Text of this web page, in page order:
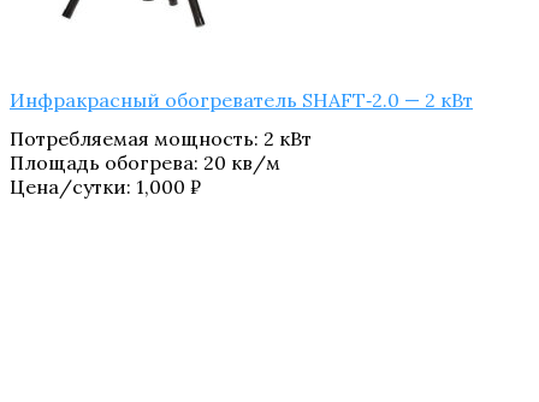
Инфракрасный обогреватель SHAFT‑2.0 — 2 кВт
Потребляемая мощность: 2 кВт
Площадь обогрева: 20 кв/м
Цена/сутки: 1,000 ₽